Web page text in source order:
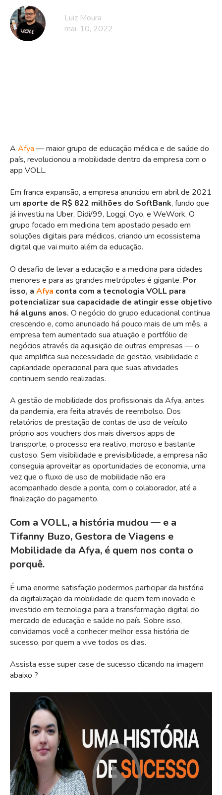
Luiz Moura
mai. 10, 2022
A Afya — maior grupo de educação médica e de saúde do
país, revolucionou a mobilidade dentro da empresa com o
app VOLL.
Em franca expansão, a empresa anunciou em abril de 2021
um aporte de R$ 822 milhões do SoftBank, fundo que
já investiu na Uber, Didi/99, Loggi, Oyo, e WeWork. O
grupo focado em medicina tem apostado pesado em
soluções digitais para médicos, criando um ecossistema
digital que vai muito além da educação.
O desafio de levar a educação e a medicina para cidades
menores e para as grandes metrópoles é gigante. Por
isso, a Afya conta com a tecnologia VOLL para
potencializar sua capacidade de atingir esse objetivo
há alguns anos. O negócio do grupo educacional continua
crescendo e, como anunciado há pouco mais de um mês, a
empresa tem aumentado sua atuação e portfólio de
negócios através da aquisição de outras empresas — o
que amplifica sua necessidade de gestão, visibilidade e
capilaridade operacional para que suas atividades
continuem sendo realizadas.
A gestão de mobilidade dos profissionais da Afya, antes
da pandemia, era feita através de reembolso. Dos
relatórios de prestação de contas de uso de veículo
próprio aos vouchers dos mais diversos apps de
transporte, o processo era reativo, moroso e bastante
custoso. Sem visibilidade e previsibilidade, a empresa não
conseguia aproveitar as oportunidades de economia, uma
vez que o fluxo de uso de mobilidade não era
acompanhado desde a ponta, com o colaborador, até a
finalização do pagamento.
Com a VOLL, a história mudou — e a
Tifanny Buzo, Gestora de Viagens e
Mobilidade da Afya, é quem nos conta o
porquê.
É uma enorme satisfação podermos participar da história
da digitalização da mobilidade de quem tem inovado e
investido em tecnologia para a transformação digital do
mercado de educação e saúde no país. Sobre isso,
convidamos você a conhecer melhor essa história de
sucesso, por quem a vive todos os dias.
Assista esse super case de sucesso clicando na imagem
abaixo ?